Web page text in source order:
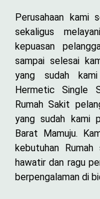
Perusahaan kami
sekaligus
kepuasan
sampai selesai
yang sudah
Hermetic Single
Rumah Sakit
yang sudah kami
Barat Mamuju.
kebutuhan
hawatir dan ragu
berpengalaman di